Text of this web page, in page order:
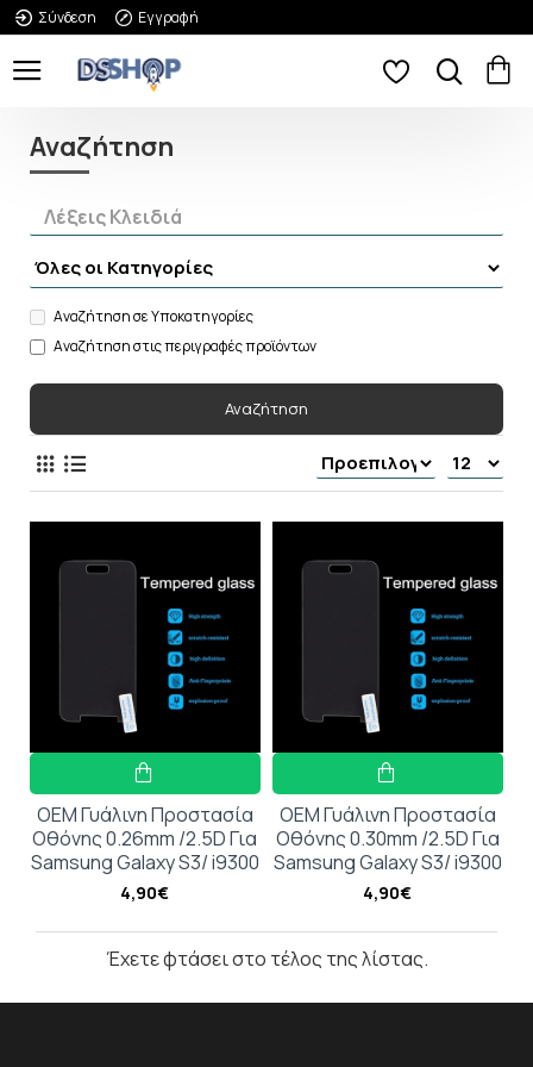
Σύνδεση Εγγραφή
Αναζήτηση
Αναζήτηση σε Υποκατηγορίες
Αναζήτηση στις περιγραφές προϊόντων
Αναζήτηση
OEM Γυάλινη Προστασία
Οθόνης 0.26mm /2.5D Για
Samsung Galaxy S3/ i9300
4,90€
OEM Γυάλινη Προστασία
Οθόνης 0.30mm /2.5D Για
Samsung Galaxy S3/ i9300
4,90€
Έχετε φτάσει στο τέλος της λίστας.